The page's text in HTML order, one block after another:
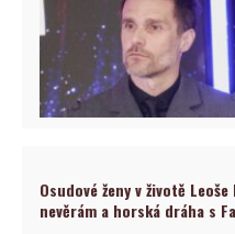
Osudové ženy v životě
nevěrám a horská dráha s